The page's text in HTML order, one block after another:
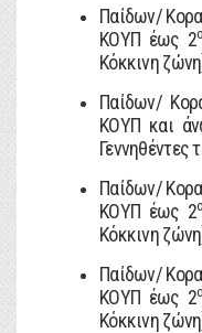
Παίδων/
ΚΟΥΠ έως 2ο
Κόκκινη
Παίδων/
ΚΟΥΠ και
Γεννηθέντες
Παίδων/
ΚΟΥΠ έως 2ο
Κόκκινη
Παίδων/
ΚΟΥΠ έως 2ο
Κόκκινη